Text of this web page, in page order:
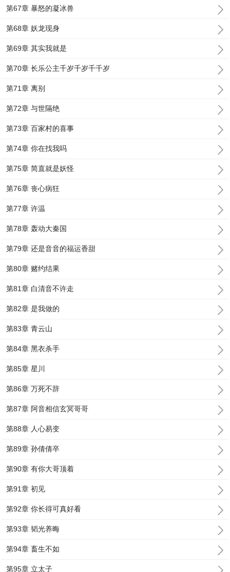
第67章 暴怒的凝冰兽
第68章 妖龙现身
第69章 其实我就是
第70章 长乐公主千岁千岁千千岁
第71章 离别
第72章 与世隔绝
第73章 百家村的喜事
第74章 你在找我吗
第75章 简直就是妖怪
第76章 丧心病狂
第77章 许温
第78章 轰动大秦国
第79章 还是音音的福运香甜
第80章 赌约结果
第81章 白清音不许走
第82章 是我做的
第83章 青云山
第84章 黑衣杀手
第85章 星川
第86章 万死不辞
第87章 阿音相信玄冥哥哥
第88章 人心易变
第89章 孙倩倩卒
第90章 有你大哥顶着
第91章 初见
第92章 你长得可真好看
第93章 韬光养晦
第94章 畜生不如
第95章 立太子